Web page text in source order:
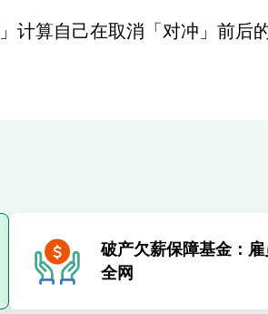
」计算自己在取消「对冲」前后
破产欠薪保障基金：
全网